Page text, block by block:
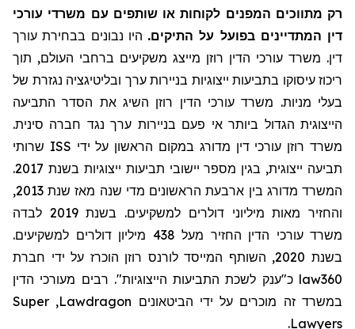
רק מתווכים המפנים לקוחות או שותפים עם משרדי עורכי
דין המתדיינים בפועל על התיקים. היו נבונים בבחירת עורך
דין. משרד עורכי הדין רוזן מייצג משקיעים ברחבי העולם, תוך
ריכוז עיסוקו בתביעות ייצוגיות בניירות ערך ובליטיגציה נגזרת של
בעלי מניות. משרד עורכי הדין רוזן השיג את הסדר התביעה
הייצוגית הגדול ביותר אי פעם בניירות ערך נגד חברה סינית.
משרד רוזן עורכי דין מדורג במקום הראשון על ידי ISS שרותי
תביעה ייצוגית, בגין מספר יישובי תביעות ייצוגיות בשנת 2017.
המשרד מדורג בין ארבעת הראשונים מדי שנה מאז שנת 2013,
והחזיר מאות מיליוני דולרים למשקיעים. בשנת 2019 לבדה
משרד עורכי הדין החזיר מעל
438 מיליון דולרים למשקיעים.
בשנת 2020, השותף המייסד לורנס רוזן הוכרז על ידי חברת
law360 כ"ענק לשכת התביעות הייצוגיות". רבים מעורכי הדין
במשרד זה מוכרים על ידי הביטאונים Lawdragon
,
Super
Lawyers
.